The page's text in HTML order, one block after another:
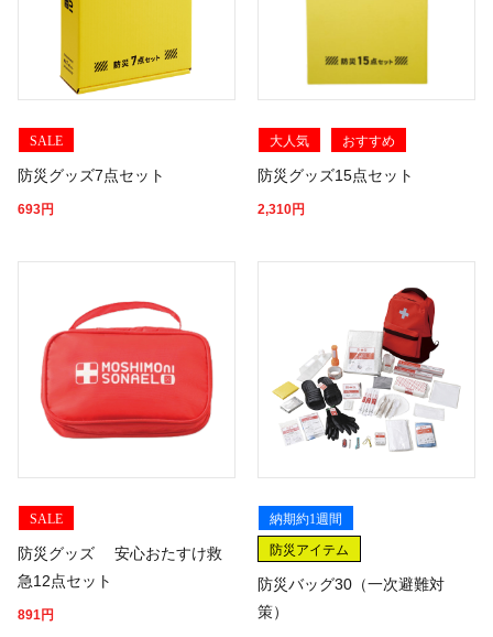
SALE
防災グッズ7点セット
693円
大人気 おすすめ
防災グッズ15点セット
2,310円
SALE
防災グッズ 安心おたすけ救
急12点セット
891円
納期約1週間
防災アイテム
防災バッグ30（一次避難対
策）